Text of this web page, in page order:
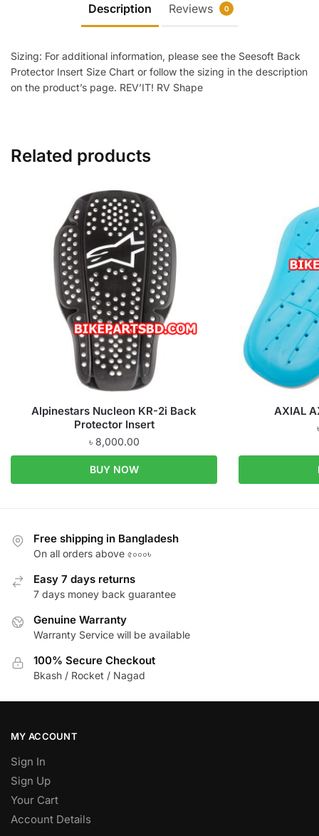
Description Reviews 0
Sizing: For additional information, please see the Seesoft Back
Protector Insert Size Chart or follow the sizing in the description
on the product’s page. REV’IT! RV Shape
Related products
Alpinestars Nucleon KR-2i Back
Protector Insert
৳ 8,000.00
BUY NOW
AXIAL
Free shipping in Bangladesh
On all orders above ৫০০০৳
Easy 7 days returns
7 days money back guarantee
Genuine Warranty
Warranty Service will be available
100% Secure Checkout
Bkash / Rocket / Nagad
MY ACCOUNT
Sign In
Sign Up
Your Cart
Account Details